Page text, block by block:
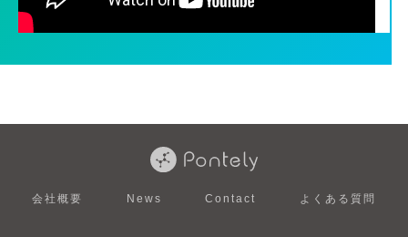
会社概要 News Contact よくある質問